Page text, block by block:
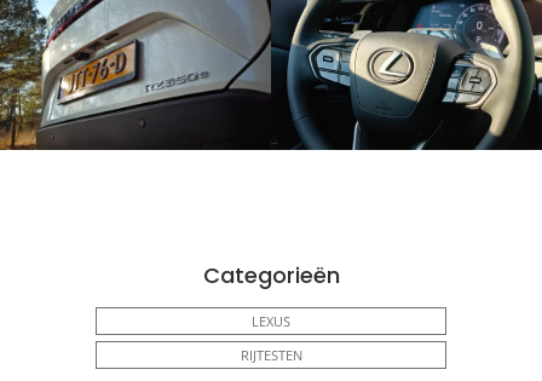
Categorieën
LEXUS
RIJTESTEN